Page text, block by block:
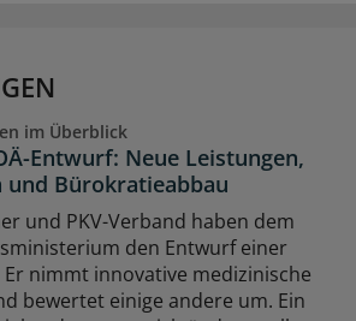
im Überblick
Entwurf: Neue Leistungen,
und Bürokratieabbau
und PKV-Verband haben dem
den Entwurf einer
Er nimmt innovative medizinische
bewertet einige andere um. Ein